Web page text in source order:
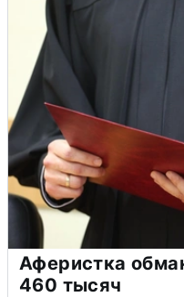
Аферистка
460 тысяч